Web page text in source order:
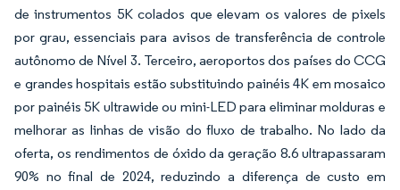
de instrumentos 5K colados que elevam os valores de pixels
por grau, essenciais para avisos de transferência de controle
autônomo de Nível 3. Terceiro, aeroportos dos países do CCG
e grandes hospitais estão substituindo painéis 4K em mosaico
por painéis 5K ultrawide ou mini-LED para eliminar molduras e
melhorar as linhas de visão do fluxo de trabalho. No lado da
oferta, os rendimentos de óxido da geração 8.6 ultrapassaram
90% no final de 2024, reduzindo a diferença de custo em